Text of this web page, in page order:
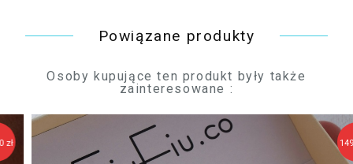
Powiązane produkty
Osoby kupujące ten produkt były także
zainteresowane :
149,90 zł